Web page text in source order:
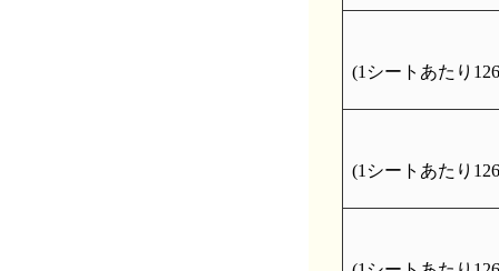
(1シートあたり
(1シートあたり